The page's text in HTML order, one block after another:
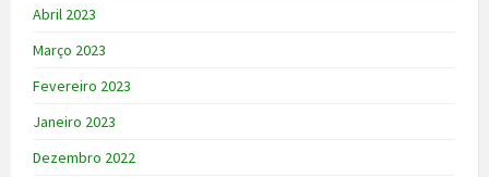
Abril 2023
Março 2023
Fevereiro 2023
Janeiro 2023
Dezembro 2022